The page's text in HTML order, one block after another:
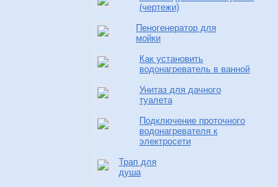
(чертежи)
Пеногенератор для
мойки
Как установить
водонагреватель в ванной
Унитаз для дачного
туалета
Подключение проточного
водонагревателя к
электросети
Трап для
душа